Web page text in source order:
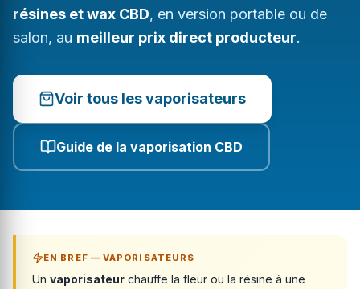
résines et wax CBD, en version portable ou de
salon, au meilleur prix direct producteur.
Voir tous les vaporisateurs
Guide de la vaporisation CBD
EN BREF — VAPORISATEURS
Un vaporisateur chauffe la fleur ou la résine à une